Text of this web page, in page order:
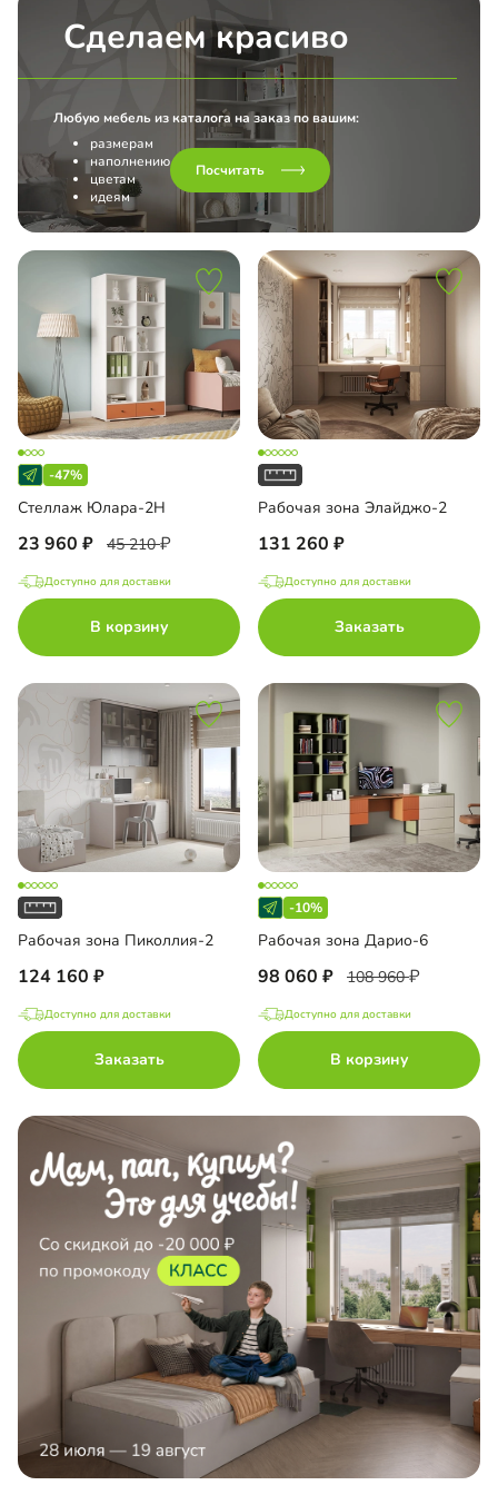
разборное
до
двери
Сделаем красиво
Любую мебель из каталога на заказ по вашим:
размерам
наполнению
цветам
идеям
Посчитать
-47%
Стеллаж Юлара-2Н
23 960 45 210
Доступно для доставки
В корзину
Рабочая зона Элайджо-2
131 260
Доступно для доставки
Заказать
Рабочая зона Пиколлия-2
124 160
Доступно для доставки
Заказать
-10%
Рабочая зона Дарио-6
98 060 108 960
Доступно для доставки
В корзину